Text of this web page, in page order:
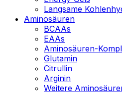
Langsame
Aminosäuren
BCAAs
EAAs
Aminosäuren-
Glutamin
Citrullin
Arginin
Weitere